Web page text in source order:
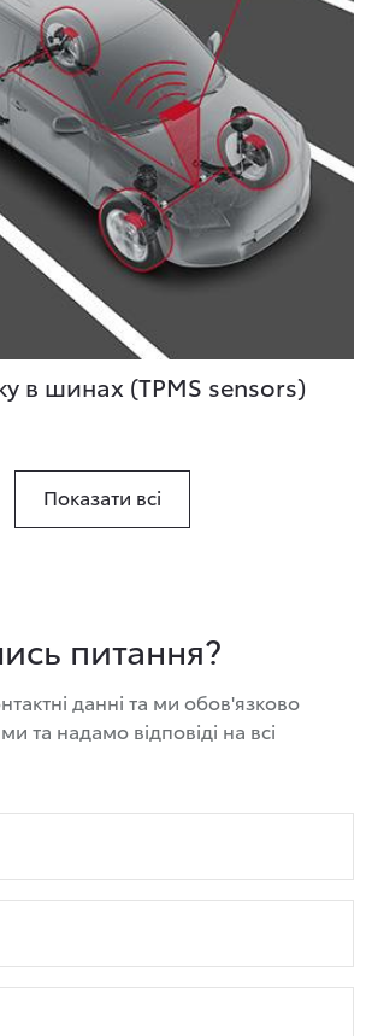
в шинах (TPMS sensors)
Показати всі
питання?
данні та ми обов'язково
та надамо відповіді на всі